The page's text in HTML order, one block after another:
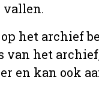
het archief
van het
en kan ook